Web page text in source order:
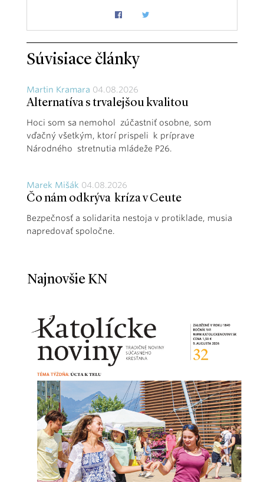
Súvisiace články
Martin Kramara 04.08.2026
Alternatíva s trvalejšou kvalitou
Hoci som sa nemohol zúčastniť osobne, som
vďačný všetkým, ktorí prispeli k príprave
Národného stretnutia mládeže P26.
Marek Mišák 04.08.2026
Čo nám odkrýva kríza v Ceute
Bezpečnosť a solidarita nestoja v protiklade, musia
napredovať spoločne.
Najnovšie KN